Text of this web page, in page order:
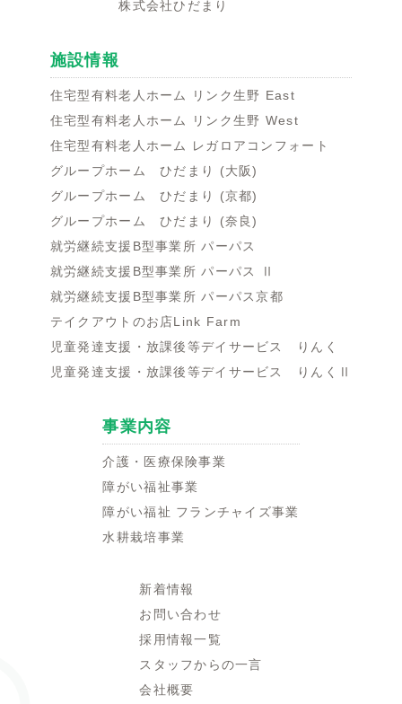
株式会社ひだまり
施設情報
住宅型有料老人ホーム リンク生野 East
住宅型有料老人ホーム リンク生野 West
住宅型有料老人ホーム レガロアコンフォート
グループホーム ひだまり (大阪)
グループホーム ひだまり (京都)
グループホーム ひだまり (奈良)
就労継続支援B型事業所 パーパス
就労継続支援B型事業所 パーパス Ⅱ
就労継続支援B型事業所 パーパス京都
テイクアウトのお店Link Farm
児童発達支援・放課後等デイサービス りんく
児童発達支援・放課後等デイサービス りんくⅡ
事業内容
介護・医療保険事業
障がい福祉事業
障がい福祉 フランチャイズ事業
水耕栽培事業
新着情報
お問い合わせ
採用情報一覧
スタッフからの一言
会社概要